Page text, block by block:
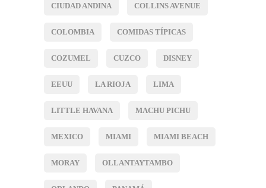
CIUDAD ANDINA COLLINS AVENUE
COLOMBIA COMIDAS TÍPICAS
COZUMEL CUZCO DISNEY
EEUU LA RIOJA LIMA
LITTLE HAVANA MACHU PICHU
MEXICO MIAMI MIAMI BEACH
MORAY OLLANTAYTAMBO